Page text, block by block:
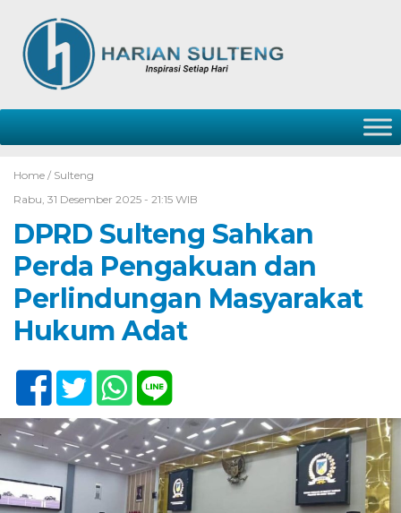
Home / Sulteng
Rabu, 31 Desember 2025 - 21:15 WIB
DPRD Sulteng Sahkan
Perda Pengakuan dan
Perlindungan Masyarakat
Hukum Adat